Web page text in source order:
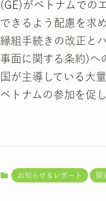
(GE)がベトナムでの
できるよう配慮を求
縁組手続きの改正と
事面に関する条約)へ
国が主導している大
ベトナムの参加を促し
お知らせ＆レポート 関